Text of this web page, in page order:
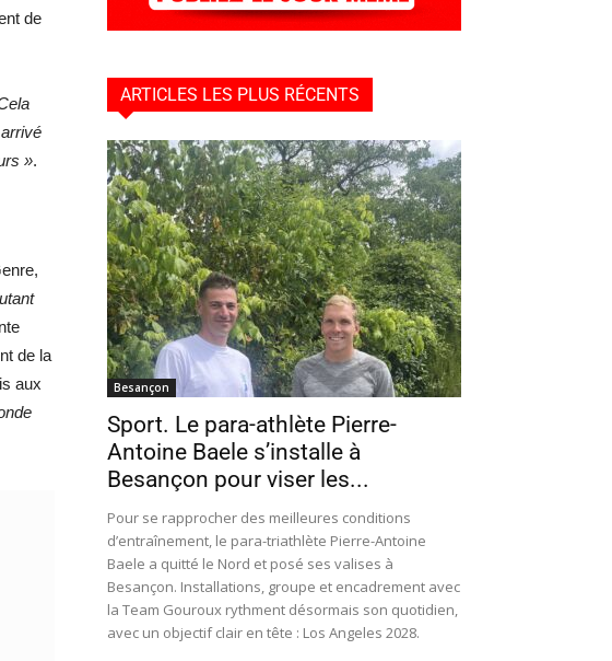
de
».
de la
aux
ARTICLES LES PLUS RÉCENTS
Besançon
Sport. Le para-athlète Pierre-
Antoine Baele s’installe à
Besançon pour viser les...
Pour se rapprocher des meilleures conditions
d’entraînement, le para-triathlète Pierre-Antoine
Baele a quitté le Nord et posé ses valises à
Besançon. Installations, groupe et encadrement avec
la Team Gouroux rythment désormais son quotidien,
avec un objectif clair en tête : Los Angeles 2028.